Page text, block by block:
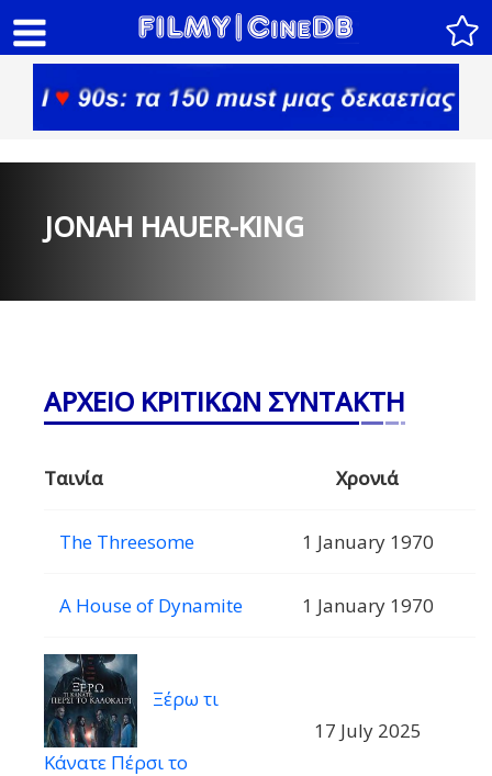
JONAH HAUER-KING
ΑΡΧΕΙΟ ΚΡΙΤΙΚΩΝ ΣΥΝΤΑΚΤΗ
Ταινία Χρονιά
The Threesome 1 January 1970
A House of Dynamite 1 January 1970
Ξέρω τι
Κάνατε Πέρσι το
17 July 2025